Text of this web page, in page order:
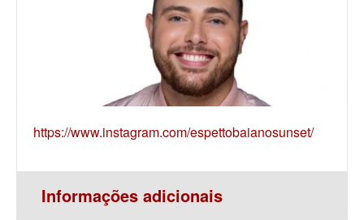
https://www.instagram.com/espettobaianosunset/
Informações adicionais